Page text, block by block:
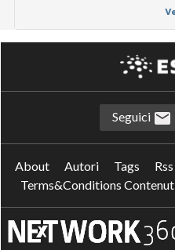
Seguici
About Autori Tags
Terms&Conditions